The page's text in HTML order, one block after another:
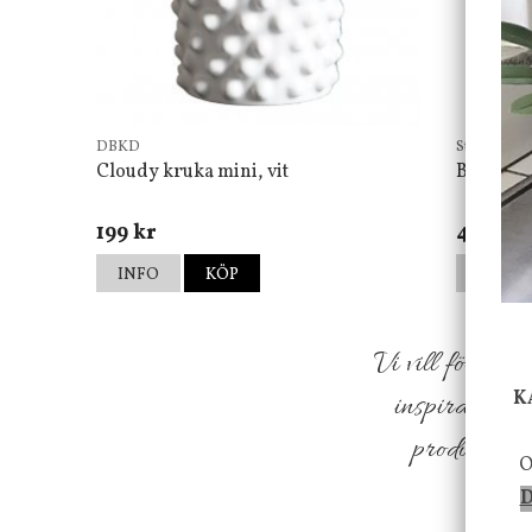
DBKD
Cloudy kruka mini, vit
199 kr
INFO KÖP
Star
499 kr
INFO
Vi vill
inspiration
produkter